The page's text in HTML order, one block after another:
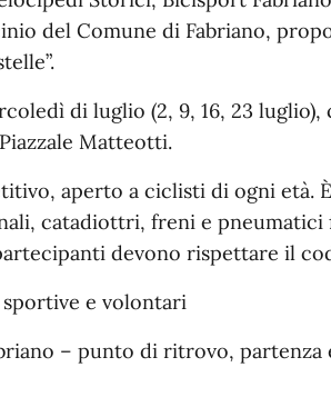
del Comune di Fabriano,
di luglio (2, 9, 16, 23
Matteotti.
aperto a ciclisti di ogni età.
catadiottri, freni e pneumatici
devono rispettare il
sportive e volontari
– punto di ritrovo, partenza